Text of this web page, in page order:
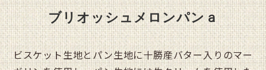
ブリオッシュメロンパンａ
ビスケット生地とパン生地に十勝産バター入りのマー